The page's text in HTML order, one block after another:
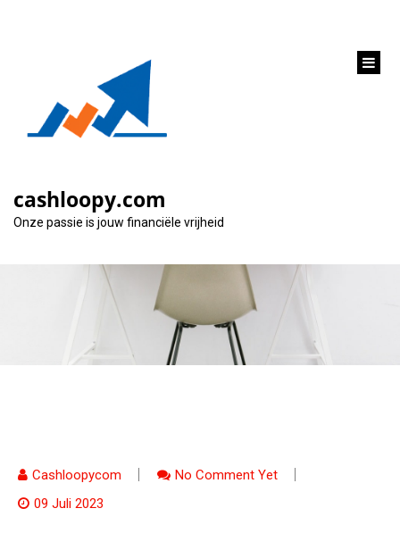
cashloopy.com
Onze passie is jouw financiële vrijheid
Geld lenen voor een
Hypotheek: Alles wat
je moet weten
Cashloopycom
No Comment Yet
09 Juli 2023